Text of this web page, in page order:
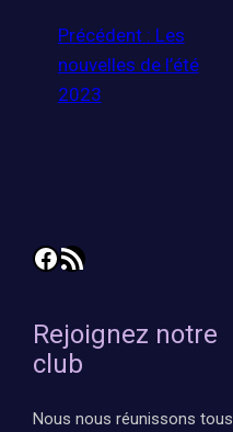
Précédent : Les
nouvelles de l’été
2023
Facebook
Flux RSS
Rejoignez notre
club
Nous nous réunissons tous